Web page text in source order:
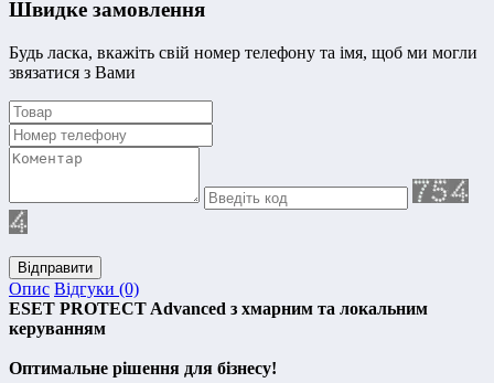
Швидке замовлення
Будь ласка, вкажіть свій номер телефону та iмя, щоб ми могли
звязатися з Вами
Відправити
Опис Відгуки (0)
ESET PROTECT Advanced з хмарним та локальним
керуванням
Оптимальне рішення для бізнесу!